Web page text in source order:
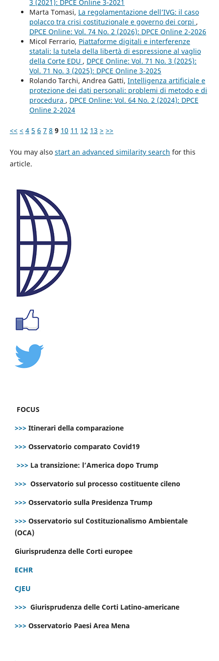
3 (2021): DPCE Online 3-2021
Marta Tomasi, La regolamentazione dell’IVG: il caso
polacco tra crisi costituzionale e governo dei corpi ,
DPCE Online: Vol. 74 No. 2 (2026): DPCE Online 2-2026
Micol Ferrario, Piattaforme digitali e interferenze
statali: la tutela della libertà di espressione al vaglio
della Corte EDU , DPCE Online: Vol. 71 No. 3 (2025):
Vol. 71 No. 3 (2025): DPCE Online 3-2025
Rolando Tarchi, Andrea Gatti, Intelligenza artificiale e
protezione dei dati personali: problemi di metodo e di
procedura , DPCE Online: Vol. 64 No. 2 (2024): DPCE
Online 2-2024
<< < 4 5 6 7 8 9 10 11 12 13 > >>
You may also start an advanced similarity search for this
article.
FOCUS
>>> Itinerari della comparazione
>>> Osservatorio comparato Covid19
>>> La transizione: l’America dopo Trump
>>> Osservatorio sul processo costituente cileno
>>> Osservatorio sulla Presidenza Trump
>>> Osservatorio sul Costituzionalismo Ambientale
(OCA)
Giurisprudenza delle Corti europee
ECHR
CJEU
>>> Giurisprudenza delle Corti Latino-americane
>>> Osservatorio Paesi Area Mena